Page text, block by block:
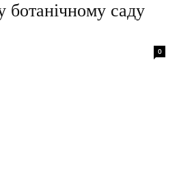
ботанічному саду
0